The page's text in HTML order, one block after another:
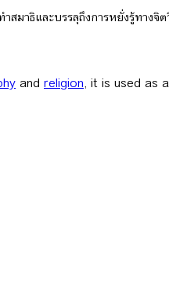
สมาธิและบรรลุถึงการหยั่งรู้ทาง
and religion, it is used as